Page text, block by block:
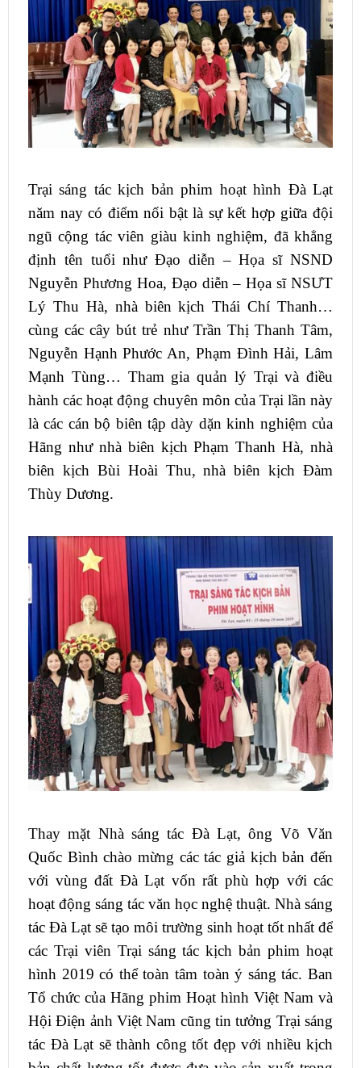
Trại sáng tác kịch bản phim hoạt hình Đà Lạt
năm nay có điểm nổi bật là sự kết hợp giữa đội
ngũ cộng tác viên giàu kinh nghiệm, đã khẳng
định tên tuổi như Đạo diễn – Họa sĩ NSND
Nguyễn Phương Hoa, Đạo diễn – Họa sĩ NSƯT
Lý Thu Hà, nhà biên kịch Thái Chí Thanh…
cùng các cây bút trẻ như Trần Thị Thanh Tâm,
Nguyễn Hạnh Phước An, Phạm Đình Hải, Lâm
Mạnh Tùng… Tham gia quản lý Trại và điều
hành các hoạt động chuyên môn của Trại lần này
là các cán bộ biên tập dày dặn kinh nghiệm của
Hãng như nhà biên kịch Phạm Thanh Hà, nhà
biên kịch Bùi Hoài Thu, nhà biên kịch Đàm
Thùy Dương.
Thay mặt Nhà sáng tác Đà Lạt, ông Võ Văn
Quốc Bình chào mừng các tác giả kịch bản đến
với vùng đất Đà Lạt vốn rất phù hợp với các
hoạt động sáng tác văn học nghệ thuật. Nhà sáng
tác Đà Lạt sẽ tạo môi trường sinh hoạt tốt nhất để
các Trại viên Trại sáng tác kịch bản phim hoạt
hình 2019 có thể toàn tâm toàn ý sáng tác. Ban
Tổ chức của Hãng phim Hoạt hình Việt Nam và
Hội Điện ảnh Việt Nam cũng tin tưởng Trại sáng
tác Đà Lạt sẽ thành công tốt đẹp với nhiều kịch